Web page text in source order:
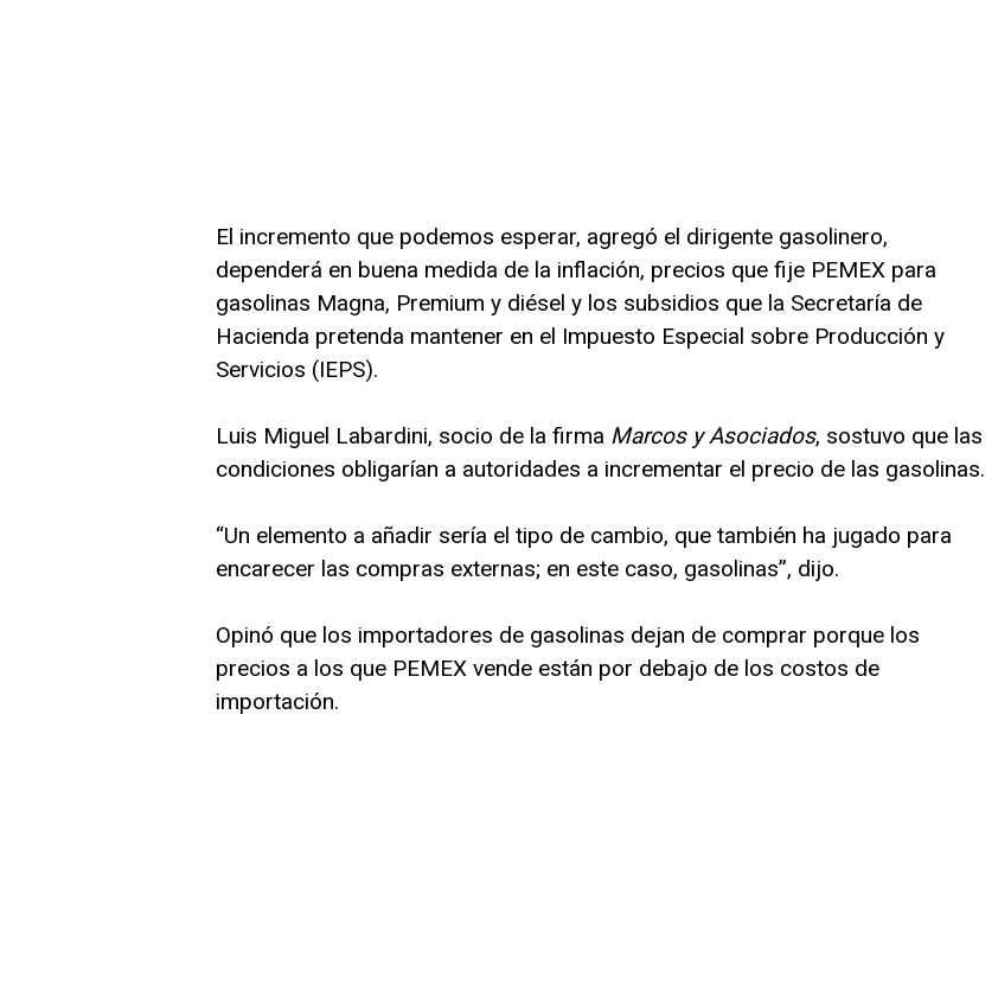
El incremento que podemos esperar, agregó el dirigente gasolinero,
dependerá en buena medida de la inflación, precios que fije PEMEX para
gasolinas Magna, Premium y diésel y los subsidios que la Secretaría de
Hacienda pretenda mantener en el Impuesto Especial sobre Producción y
Servicios (IEPS).
Luis Miguel Labardini, socio de la firma Marcos y Asociados, sostuvo que las
condiciones obligarían a autoridades a incrementar el precio de las gasolinas.
“Un elemento a añadir sería el tipo de cambio, que también ha jugado para
encarecer las compras externas; en este caso, gasolinas”, dijo.
Opinó que los importadores de gasolinas dejan de comprar porque los
precios a los que PEMEX vende están por debajo de los costos de
importación.